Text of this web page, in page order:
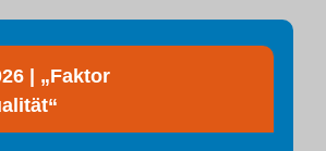
| „Faktor